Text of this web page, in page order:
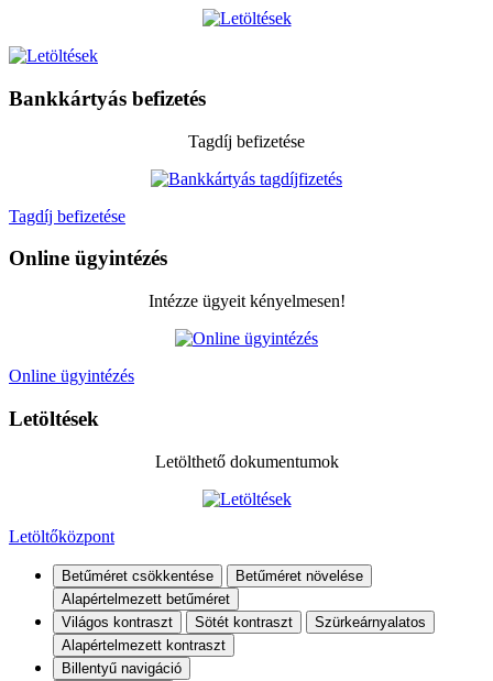
Bankkártyás befizetés
Tagdíj befizetése
Tagdíj befizetése
Online ügyintézés
Intézze ügyeit kényelmesen!
Online ügyintézés
Letöltések
Letölthető dokumentumok
Letöltőközpont
Betűméret csökkentése
Betűméret növelése
Alapértelmezett betűméret
Világos kontraszt
Sötét kontraszt
Szürkeárnyalatos
Alapértelmezett kontraszt
Billentyű navigáció